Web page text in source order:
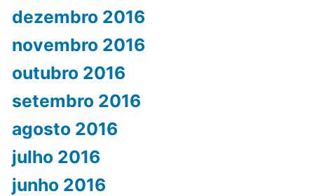
dezembro 2016
novembro 2016
outubro 2016
setembro 2016
agosto 2016
julho 2016
junho 2016